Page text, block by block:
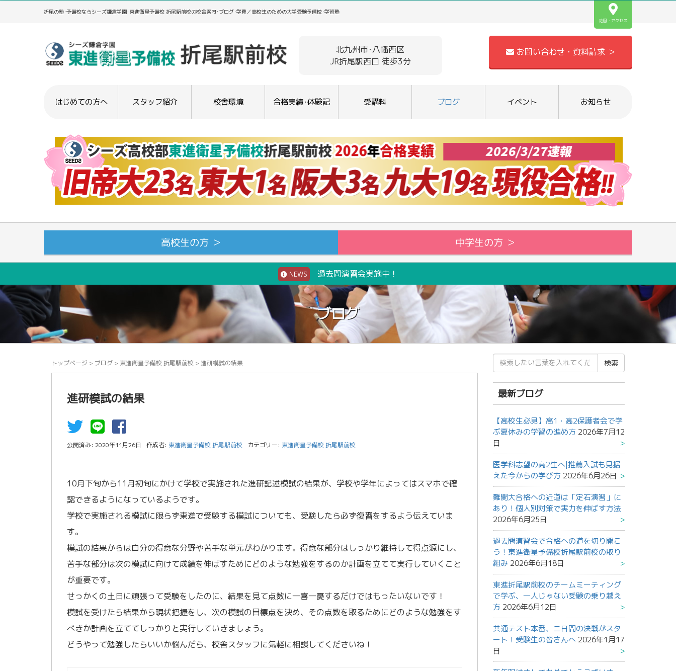
折尾の塾･予備校ならシーズ鎌倉学園･東進衛星予備校 折尾駅前校の校舎案内･ブログ･学費／高校生のための大学受験予備校･学習塾
地図・アクセス
北九州市･八幡西区
JR折尾駅西口 徒歩3分
お問い合わせ・資料請求 ＞
はじめての方へ スタッフ紹介 校舎環境 合格実績･体験記 受講料 ブログ イベント お知らせ
高校生の方 ＞ 中学生の方 ＞
NEWS 過去問演習会実施中！
ブログ
トップページ > ブログ > 東進衛星予備校 折尾駅前校 > 進研模試の結果
進研模試の結果
公開済み: 2020年11月26日 作成者: 東進衛星予備校 折尾駅前校 カテゴリー: 東進衛星予備校 折尾駅前校
10月下旬から11月初旬にかけて学校で実施された進研記述模試の結果が、学校や学年によってはスマホで確
認できるようになっているようです。
学校で実施される模試に限らず東進で受験する模試についても、受験したら必ず復習をするよう伝えていま
す。
模試の結果からは自分の得意な分野や苦手な単元がわかります。得意な部分はしっかり維持して得点源にし、
苦手な部分は次の模試に向けて成績を伸ばすためにどのような勉強をするのか計画を立てて実行していくこと
が重要です。
せっかくの土日に頑張って受験をしたのに、結果を見て点数に一喜一憂するだけではもったいないです！
模試を受けたら結果から現状把握をし、次の模試の目標点を決め、その点数を取るためにどのような勉強をす
べきか計画を立ててしっかりと実行していきましょう。
どうやって勉強したらいいか悩んだら、校舎スタッフに気軽に相談してくださいね！
検
索
結
果:
最新ブログ
【高校生必見】高1・高2保護者会で学
ぶ夏休みの学習の進め方 2026年7月12
日
医学科志望の高2生へ|推薦入試も見据
えた今からの学び方 2026年6月26日
難関大合格への近道は「定石演習」に
あり！個人別対策で実力を伸ばす方法
2026年6月25日
過去問演習会で合格への道を切り開こ
う！東進衛星予備校折尾駅前校の取り
組み 2026年6月18日
東進折尾駅前校のチームミーティング
で学ぶ、一人じゃない受験の乗り越え
方 2026年6月12日
共通テスト本番、二日間の決戦がスタ
ート！受験生の皆さんへ 2026年1月17
日